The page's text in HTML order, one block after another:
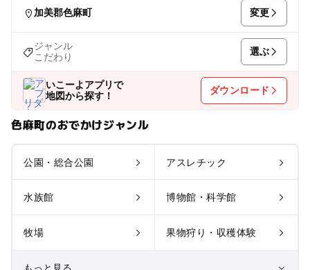
加美郡色麻町 変更
ジャンル
こだわり
選ぶ
いこーよアプリで
地図から探す！
ダウンロード
色麻町のおでかけジャンル
公園・総合公園 アスレチック
水族館 博物館・科学館
牧場 果物狩り・収穫体験